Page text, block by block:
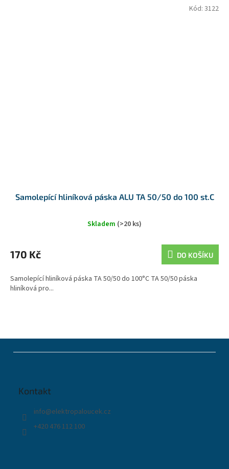
Samolepící hliníková páska ALU TA 50/50 do 100 st.C
Skladem (>20 ks)
170 Kč DO KOŠÍKU
Samolepící hliníková páska TA 50/50 do 100°C TA 50/50 páska
hliníková pro...
Kód: 3122
Kontakt
info@elektropaloucek.cz
+420 476 112 100